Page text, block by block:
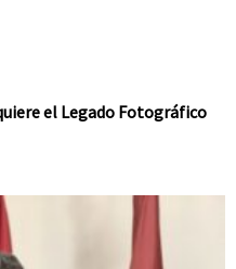
el Legado Fotográfico